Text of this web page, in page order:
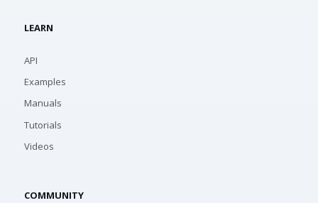
LEARN
API
Examples
Manuals
Tutorials
Videos
COMMUNITY